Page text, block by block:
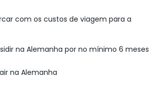
com os custos de viagem para a
na Alemanha por no mínimo 6 meses
na Alemanha